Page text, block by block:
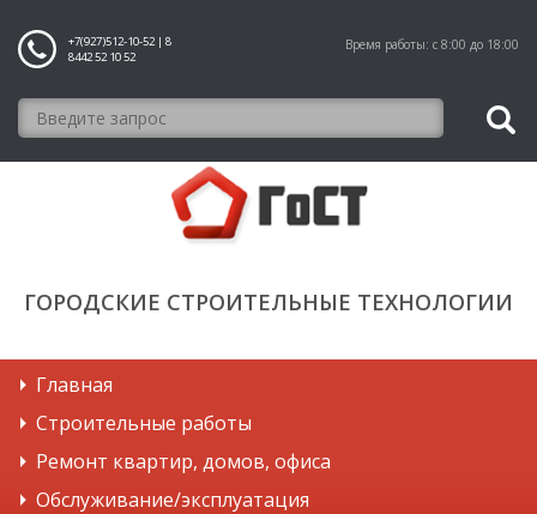
+7(927)512-10-52 | 8
8442 52 10 52
Время работы: с 8:00 до 18:00
ГОРОДСКИЕ СТРОИТЕЛЬНЫЕ ТЕХНОЛОГИИ
Главная
Строительные работы
Ремонт квартир, домов, офиса
Обслуживание/эксплуатация